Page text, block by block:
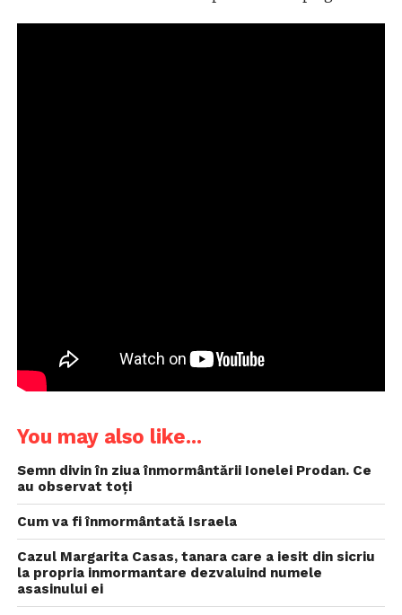
You may also like...
Semn divin în ziua înmormântării Ionelei Prodan. Ce
au observat toți
Cum va fi înmormântată Israela
Cazul Margarita Casas, tanara care a iesit din sicriu
la propria inmormantare dezvaluind numele
asasinului ei